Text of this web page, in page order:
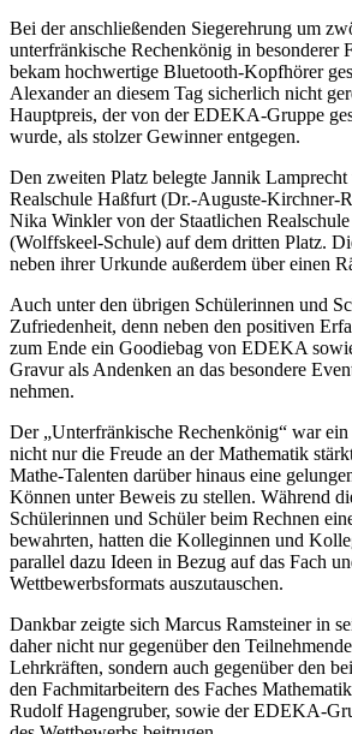
Bei der anschließenden Siegerehrung um
unterfränkische Rechenkönig in besonderer
bekam hochwertige Bluetooth-Kopfhörer
Alexander an diesem Tag sicherlich nicht
Hauptpreis, der von der EDEKA-Gruppe
wurde, als stolzer Gewinner entgegen.
Den zweiten Platz belegte Jannik
Realschule Haßfurt (Dr.-Auguste-Kirchner-
Nika Winkler von der Staatlichen
(Wolffskeel-Schule) auf dem dritten Platz.
neben ihrer Urkunde außerdem über einen
Auch unter den übrigen Schülerinnen und
Zufriedenheit, denn neben den positiven
zum Ende ein Goodiebag von EDEKA
Gravur als Andenken an das besondere
nehmen.
Der „Unterfränkische Rechenkönig“ war
nicht nur die Freude an der Mathematik
Mathe-Talenten darüber hinaus eine
Können unter Beweis zu stellen. Während
Schülerinnen und Schüler beim Rechnen
bewahrten, hatten die Kolleginnen und
parallel dazu Ideen in Bezug auf das Fach
Wettbewerbsformats auszutauschen.
Dankbar zeigte sich Marcus Ramsteiner in
daher nicht nur gegenüber den
Lehrkräften, sondern auch gegenüber den
den Fachmitarbeitern des Faches
Rudolf Hagengruber, sowie der EDEKA-